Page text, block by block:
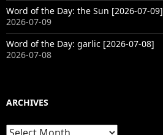
Word of the Day: the Sun [2026-07-09]
2026-07-09
Word of the Day: garlic [2026-07-08]
2026-07-08
ARCHIVES
Archives